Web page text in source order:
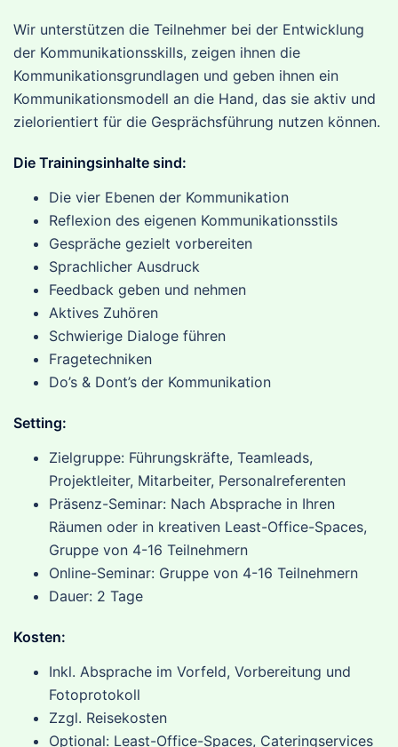
Wir unterstützen die Teilnehmer bei der Entwicklung
der Kommunikationsskills, zeigen ihnen die
Kommunikationsgrundlagen und geben ihnen ein
Kommunikationsmodell an die Hand, das sie aktiv und
zielorientiert für die Gesprächsführung nutzen können.
Die Trainingsinhalte sind:
Die vier Ebenen der Kommunikation
Reflexion des eigenen Kommunikationsstils
Gespräche gezielt vorbereiten
Sprachlicher Ausdruck
Feedback geben und nehmen
Aktives Zuhören
Schwierige Dialoge führen
Fragetechniken
Do’s & Dont’s der Kommunikation
Setting:
Zielgruppe: Führungskräfte, Teamleads,
Projektleiter, Mitarbeiter, Personalreferenten
Präsenz-Seminar: Nach Absprache in Ihren
Räumen oder in kreativen Least-Office-Spaces,
Gruppe von 4-16 Teilnehmern
Online-Seminar: Gruppe von 4-16 Teilnehmern
Dauer: 2 Tage
Kosten:
Inkl. Absprache im Vorfeld, Vorbereitung und
Fotoprotokoll
Zzgl. Reisekosten
Optional: Least-Office-Spaces, Cateringservices